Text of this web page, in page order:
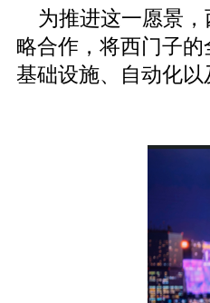
为推进这一愿景，
略合作，将西门子
基础设施、自动化